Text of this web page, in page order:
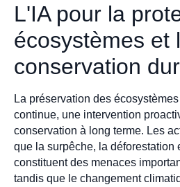
L'IA pour la
écosystèmes et
conservation
La préservation des
continue, une intervention
conservation à long terme. Les
que la surpêche, la déforestation
constituent des menaces
tandis que le changement